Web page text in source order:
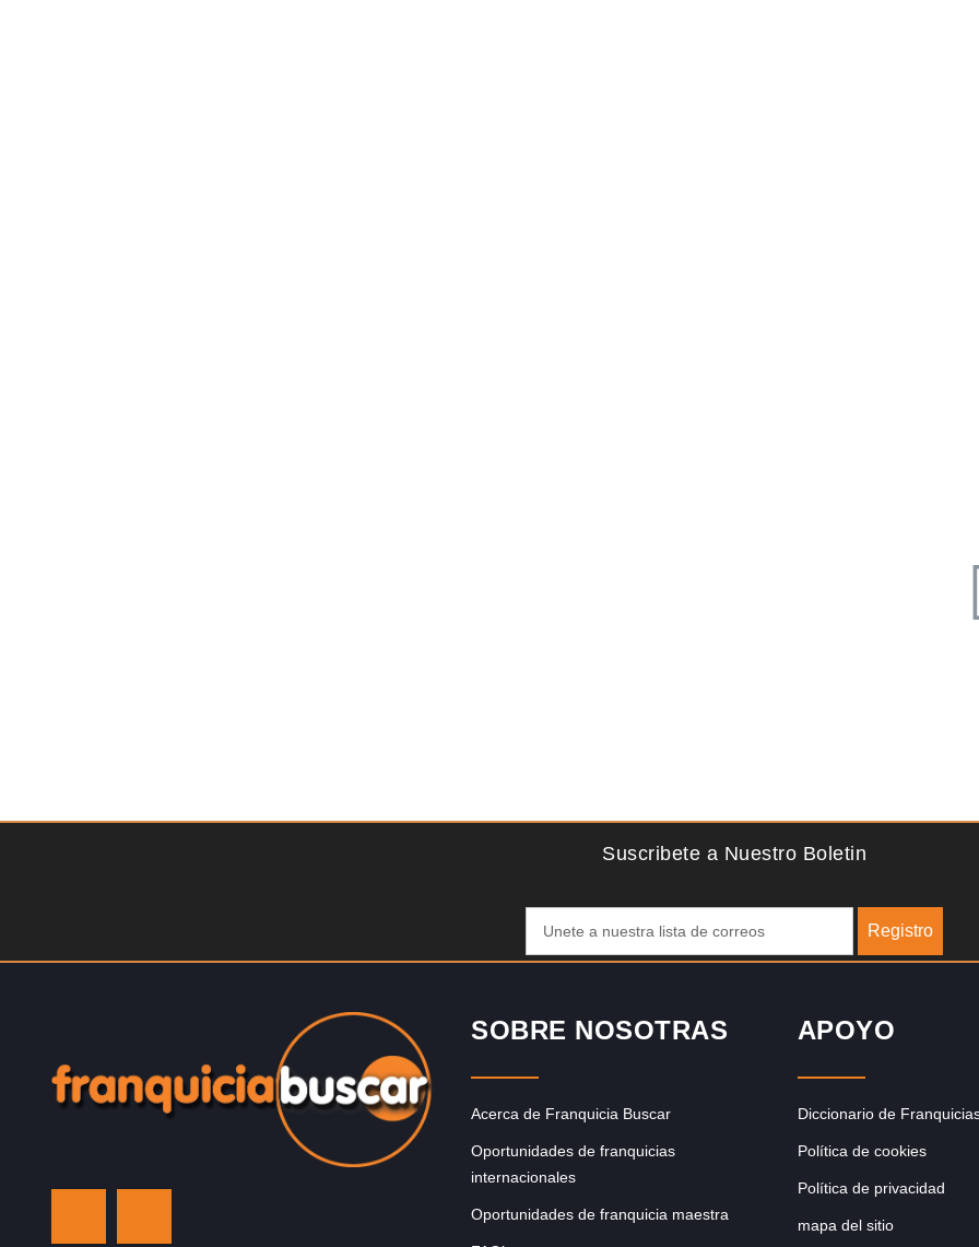
Reino…
Suscribete a Nuestro Boletin
Registro
SOBRE NOSOTRAS
Acerca de Franquicia Buscar
Oportunidades de franquicias
internacionales
Oportunidades de franquicia maestra
APOYO
Diccionario de
Política de cookies
Política de privacidad
mapa del sitio